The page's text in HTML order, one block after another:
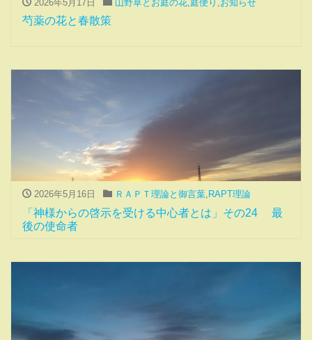
2026年5月17日 山野草とお庭の花, 庭便り お知らせ
芍薬の花と春散策
2026年5月16日 ＲＡＰＴ理論と御言葉, RAPT理論
「神様からの啓示を受ける中心者とは」その24 最
後の使命者